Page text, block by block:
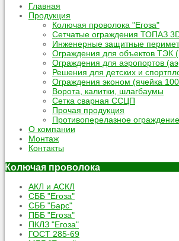
Главная
Продукция
Колючая проволока "Егоза"
Сетчатые ограждения ТОПАЗ
Инженерные защитные
Ограждения для объектов ТЭК
Ограждения для аэропортов
Решения для детских и
Ограждения эконом (ячейка
Ворота, калитки, шлагбаумы
Сетка сварная ССЦП
Прочая продукция
Противоперелазное
О компании
Монтаж
Контакты
Колючая проволока
АКЛ и АСКЛ
СББ "Егоза"
СББ "Барс"
ПББ "Егоза"
ПКЛЗ "Егоза"
ГОСТ 285-69